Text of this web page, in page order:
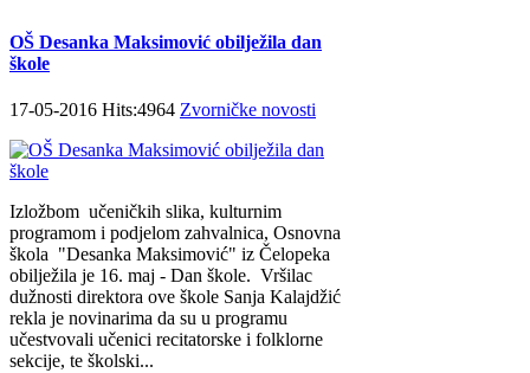
OŠ Desanka Maksimović obilježila dan
škole
17-05-2016 Hits:4964 Zvorničke novosti
Izložbom učeničkih slika, kulturnim
programom i podjelom zahvalnica, Osnovna
škola "Desanka Maksimović" iz Čelopeka
obilježila je 16. maj - Dan škole. Vršilac
dužnosti direktora ove škole Sanja Kalajdžić
rekla je novinarima da su u programu
učestvovali učenici recitatorske i folklorne
sekcije, te školski...